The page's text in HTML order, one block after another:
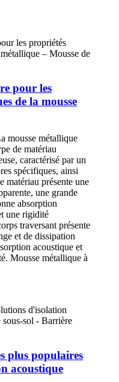
pour les
de la mousse
mousse métallique
de matériau
caractérisé par un
spécifiques, ainsi
matériau présente une
une grande
absorption
une rigidité
traversant présente
et de dissipation
acoustique et
Mousse métallique à
plus populaires
acoustique